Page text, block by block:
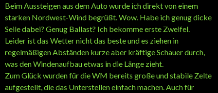
Beim Aussteigen aus dem Auto wurde ich direkt von einem
starken Nordwest-Wind begrüßt. Wow. Habe ich genug dicke
Seile dabei? Genug Ballast? Ich bekomme erste Zweifel.
Leider ist das Wetter nicht das beste und es ziehen in
regelmäßigen Abständen kurze aber kräftige Schauer durch,
was den Windenaufbau etwas in die Länge zieht.
Zum Glück wurden für die WM bereits große und stabile Zelte
aufgestellt, die das Unterstellen einfach machen. Auch für